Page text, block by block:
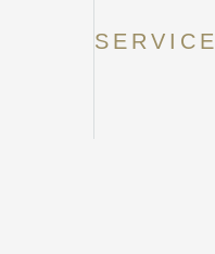
SERVICE